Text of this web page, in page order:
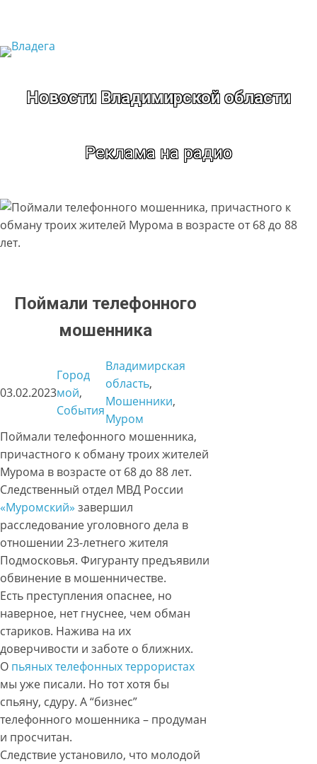
содержимому
Новости Владимирской области
Реклама на радио
Поймали телефонного
мошенника
03.02.2023
Город
мой
События
Владимирская
область
Мошенники
Муром
Поймали телефонного мошенника,
причастного к обману троих жителей
Мурома в возрасте от 68 до 88 лет.
Следственный отдел МВД России
«Муромский» завершил
расследование уголовного дела в
отношении 23-летнего жителя
Подмосковья. Фигуранту предъявили
обвинение в мошенничестве.
Есть преступления опаснее, но
наверное, нет гнуснее, чем обман
стариков. Нажива на их
доверчивости и заботе о ближних.
О пьяных телефонных террористах
мы уже писали. Но тот хотя бы
спьяну, сдуру. А “бизнес”
телефонного мошенника – продуман
и просчитан.
Следствие установило, что молодой